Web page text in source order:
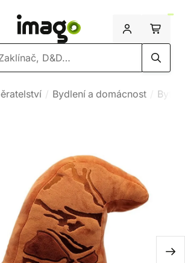
Bydlení a domácnost